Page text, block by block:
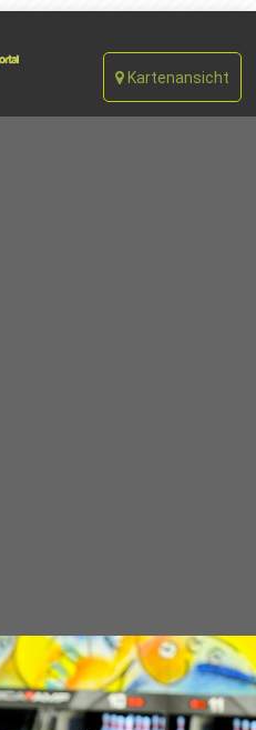
Kartenansicht